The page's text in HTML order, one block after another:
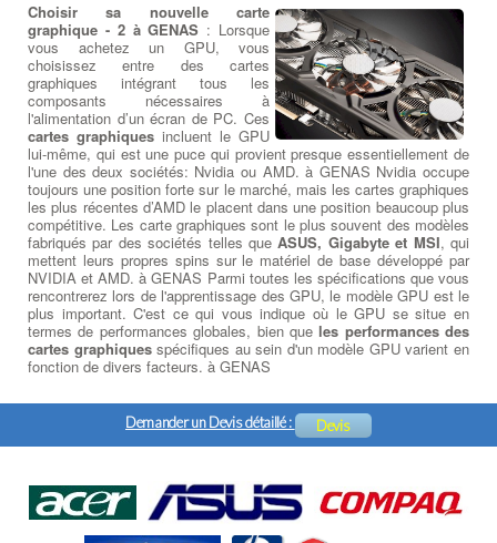
Choisir sa nouvelle carte
graphique - 2 à GENAS : Lorsque
vous achetez un GPU, vous
choisissez entre des cartes
graphiques intégrant tous les
composants nécessaires à
l'alimentation d’un écran de PC. Ces
cartes graphiques incluent le GPU
lui-même, qui est une puce qui provient presque essentiellement de
l'une des deux sociétés: Nvidia ou AMD. à GENAS Nvidia occupe
toujours une position forte sur le marché, mais les cartes graphiques
les plus récentes d’AMD le placent dans une position beaucoup plus
compétitive. Les carte graphiques sont le plus souvent des modèles
fabriqués par des sociétés telles queASUS, Gigabyte et MSI, qui
mettent leurs propres spins sur le matériel de base développé par
NVIDIA et AMD. à GENAS Parmi toutes les spécifications que vous
rencontrerez lors de l'apprentissage des GPU, le modèle GPU est le
plus important. C'est ce qui vous indique où le GPU se situe en
termes de performances globales, bien que les performances des
cartes graphiquesspécifiques au sein d'un modèle GPU varient en
fonction de divers facteurs. à GENAS
Demander un Devis détaillé : Devis